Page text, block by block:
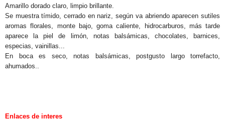
Amarillo dorado claro, limpio brillante.
Se muestra tímido, cerrado en nariz, según va abriendo aparecen sutiles
aromas florales, monte bajo, goma caliente, hidrocarburos, más tarde
aparece la piel de limón, notas balsámicas, chocolates, barnices,
especias, vainillas...
En boca es seco, notas balsámicas, postgusto largo torrefacto,
ahumados..
Enlaces de interes